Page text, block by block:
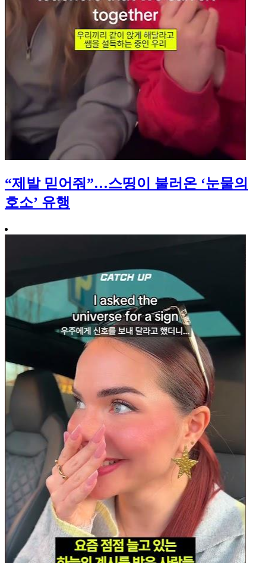
“제발 믿어줘”…스띵이 불러온 ‘눈물의
호소’ 유행